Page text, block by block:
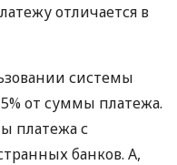
отличается в
системы
от суммы платежа.
платежа с
банков. А,